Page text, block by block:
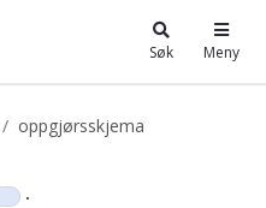
Søk Meny
oppgjørsskjema
.